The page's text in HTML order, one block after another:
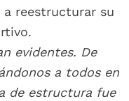
reestructurar su
evidentes. De
a todos en
de estructura fue